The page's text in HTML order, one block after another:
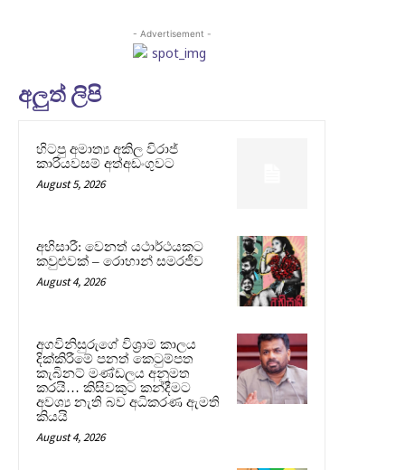
- Advertisement -
අලුත් ලිපි
හිටපු අමාත්‍ය අකිල විරාජ්
කාරියවසම් අත්අඩංගුවට
August 5, 2026
අභිසාරී: වෙනත් යථාර්ථයකට
කවුළුවක් – රොහාන් සමරජීව
August 4, 2026
අගවිනිසුරුගේ විශ්‍රාම කාලය
දික්කිරීමේ පනත් කෙටුම්පත
කැබිනට් මණ්ඩලය අනුමත
කරයි… කිසිවකුට කන්දීමට
අවශ්‍ය නැති බව අධිකරණ ඇමති
කියයි
August 4, 2026